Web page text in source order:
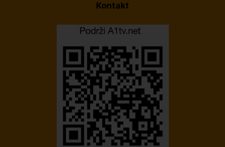
Kontakt